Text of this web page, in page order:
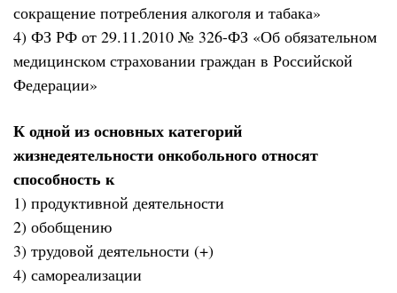
сокращение потребления алкоголя и табака»
4) ФЗ РФ от 29.11.2010 № 326-ФЗ «Об обязательном
медицинском страховании граждан в Российской
Федерации»
К одной из основных категорий
жизнедеятельности онкобольного относят
способность к
1) продуктивной деятельности
2) обобщению
3) трудовой деятельности (+)
4) самореализации